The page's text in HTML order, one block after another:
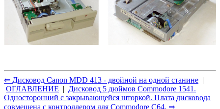
⇐ Дисковод Canon MDD 413 - двойной на одной станине |
ОГЛАВЛЕНИЕ | Дисковод 5 дюймов Commodore 1541.
Односторонний с закрывающейся шторкой. Плата дисковода
совмещена с контроллером для Commodore C64. ⇒